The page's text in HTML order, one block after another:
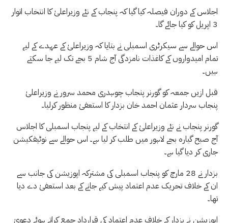
اجلاس کے دوران فیصلہ کیا گیا کہ پنجاب کے نئے وزیراعلیٰ کا انتخاب اتوار
3 اپریل کو کیا جائے گا۔
اس حوالے سے سیکرٹری اسمبلی نے بتایا کہ وزیراعلیٰ کے عہدے کے لیے
تمام امیدواروں کے کاغذات نامزدگی آج شام 5 بجے تک لیے جا سکتے
ہیں۔
قبل ازیں جمعہ کو گورنر پنجاب چوہدری محمد سرور نے وزیراعلیٰ
پنجاب سردار عثمان احمد خان بزدار کا استعفیٰ منظور کرلیا۔
گورنر پنجاب نے نئے وزیراعلیٰ کے انتخاب کے لیے پنجاب اسمبلی کا اجلاس
آج صبح گیارہ بجے لاہور میں طلب کر لیا ہے۔ اس حوالے سے نوٹیفکیشن
جاری کر دیا گیا ہے۔
بزدار نے 28 مارچ کو پنجاب اسمبلی کی مشترکہ اپوزیشن کی جانب سے
ان کے خلاف تحریک عدم اعتماد پیش کیے جانے کے بعد استعفیٰ دے دیا
تھا۔
اپوزیشن نے بزدار کے خلاف عدم اعتماد کی قرارداد جمع کراتے ہوئے دعویٰ